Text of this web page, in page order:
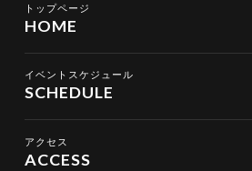
トップページ
HOME
イベントスケジュール
SCHEDULE
アクセス
ACCESS